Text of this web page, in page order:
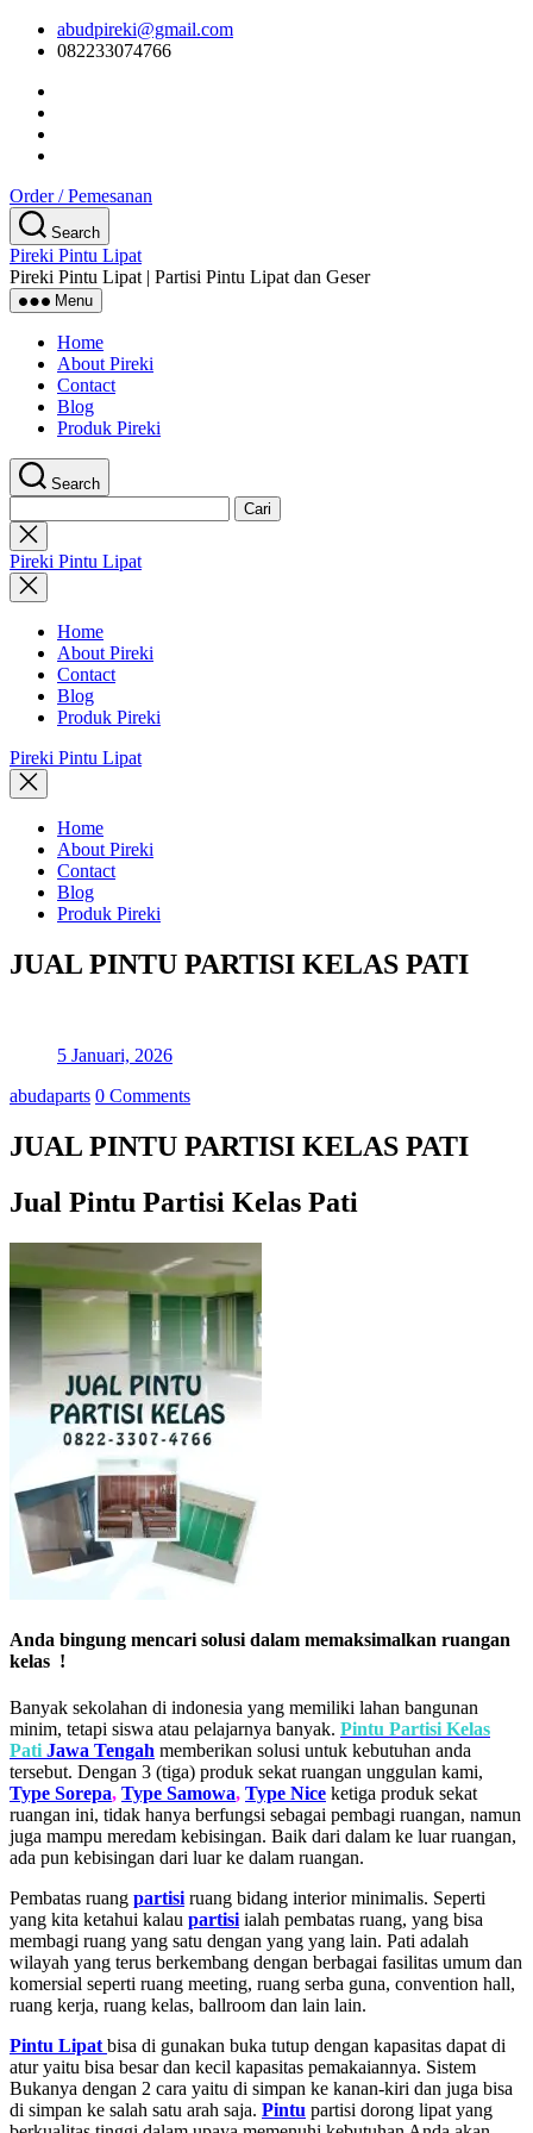
Skip
content
abudpireki@gmail.com
082233074766
Order / Pemesanan
Search
Pireki Pintu Lipat
Pireki Pintu Lipat | Partisi Pintu Lipat dan Geser
Menu
Home
About Pireki
Contact
Blog
Produk Pireki
Search
untuk:
Close
search
Pireki Pintu Lipat
Home
About Pireki
Contact
Blog
Produk Pireki
Pireki Pintu Lipat
Home
About Pireki
Contact
Blog
Produk Pireki
JUAL PINTU PARTISI KELAS PATI
5 Januari, 2026
abudaparts 0 Comments
JUAL PINTU PARTISI KELAS PATI
Jual Pintu Partisi Kelas Pati
Anda bingung mencari solusi dalam memaksimalkan ruangan
kelas !
Banyak sekolahan di indonesia yang memiliki lahan bangunan
minim, tetapi siswa atau pelajarnya banyak. Pintu Partisi Kelas
Pati Jawa Tengah memberikan solusi untuk kebutuhan anda
tersebut. Dengan 3 (tiga) produk sekat ruangan unggulan kami,
Type Sorepa, Type Samowa, Type Nice ketiga produk sekat
ruangan ini, tidak hanya berfungsi sebagai pembagi ruangan, namun
juga mampu meredam kebisingan. Baik dari dalam ke luar ruangan,
ada pun kebisingan dari luar ke dalam ruangan.
Pembatas ruang partisi ruang bidang interior minimalis. Seperti
yang kita ketahui kalau partisi ialah pembatas ruang, yang bisa
membagi ruang yang satu dengan yang yang lain. Pati adalah
wilayah yang terus berkembang dengan berbagai fasilitas umum dan
komersial seperti ruang meeting, ruang serba guna, convention hall,
ruang kerja, ruang kelas, ballroom dan lain lain.
Pintu Lipat bisa di gunakan buka tutup dengan kapasitas dapat di
atur yaitu bisa besar dan kecil kapasitas pemakaiannya. Sistem
Bukanya dengan 2 cara yaitu di simpan ke kanan-kiri dan juga bisa
di simpan ke salah satu arah saja. Pintu partisi dorong lipat yang